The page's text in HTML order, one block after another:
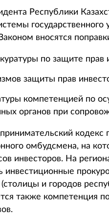
Республики
вносятся
по защите прав
защиты прав
компетенцией по
органов при
кодекс
омбудсмена, на
инвесторов. На
инвестиционные
и городов
также компетенция